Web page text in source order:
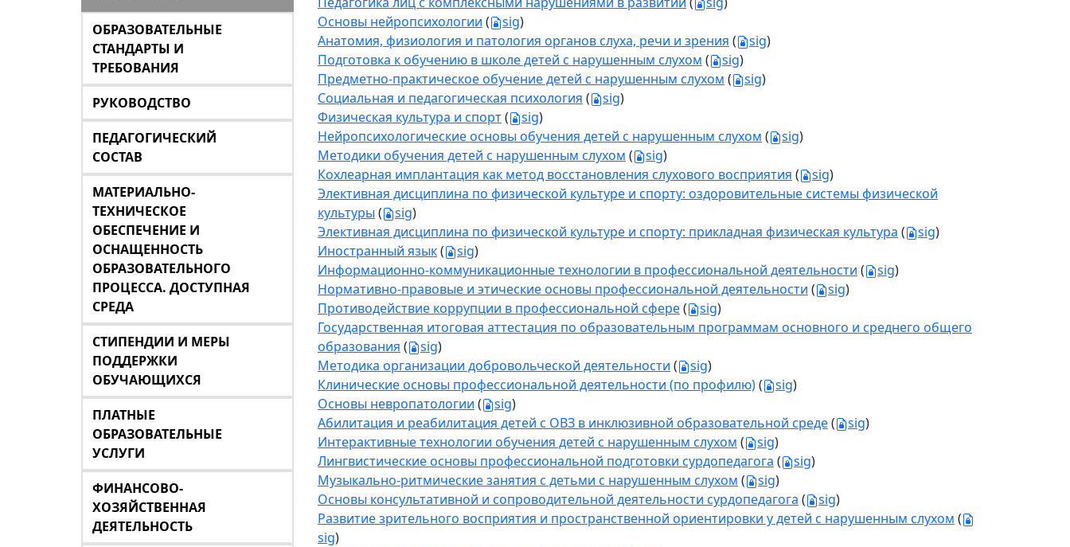
ОБРАЗОВАТЕЛЬНЫЕ
СТАНДАРТЫ И
ТРЕБОВАНИЯ
РУКОВОДСТВО
ПЕДАГОГИЧЕСКИЙ
СОСТАВ
МАТЕРИАЛЬНО-
ТЕХНИЧЕСКОЕ
ОБЕСПЕЧЕНИЕ И
ОСНАЩЕННОСТЬ
ОБРАЗОВАТЕЛЬНОГО
ПРОЦЕССА. ДОСТУПНАЯ
СРЕДА
СТИПЕНДИИ И МЕРЫ
ПОДДЕРЖКИ
ОБУЧАЮЩИХСЯ
ПЛАТНЫЕ
ОБРАЗОВАТЕЛЬНЫЕ
УСЛУГИ
ФИНАНСОВО-
ХОЗЯЙСТВЕННАЯ
ДЕЯТЕЛЬНОСТЬ
Основы нейропсихологии ( sig)
Анатомия, физиология и патология органов слуха, речи и зрения ( sig)
Подготовка к обучению в школе детей с нарушенным слухом ( sig)
Предметно-практическое обучение детей с нарушенным слухом ( sig)
Социальная и педагогическая психология ( sig)
Физическая культура и спорт( sig)
Нейропсихологические основы обучения детей с нарушенным слухом ( sig)
Методики обучения детей с нарушенным слухом ( sig)
Кохлеарная имплантация как метод восстановления слухового восприятия ( sig)
Элективная дисциплина по физической культуре и спорту: оздоровительные системы физической
культуры ( sig)
Элективная дисциплина по физической культуре и спорту: прикладная физическая культура ( sig)
Иностранный язык( sig)
Информационно-коммуникационные технологии в профессиональной деятельности ( sig)
Нормативно-правовые и этические основы профессиональной деятельности ( sig)
Противодействие коррупции в профессиональной сфере( sig)
Государственная итоговая аттестация по образовательным программам основного и среднего общего
образования ( sig)
Методика организации добровольческой деятельности ( sig)
Клинические основы профессиональной деятельности (по профилю)( sig)
Основы невропатологии ( sig)
Абилитация и реабилитация детей с ОВЗ в инклюзивной образовательной среде( sig)
Интерактивные технологии обучения детей с нарушенным слухом ( sig)
Лингвистические основы профессиональной подготовки сурдопедагога ( sig)
Музыкально-ритмические занятия с детьми с нарушенным слухом ( sig)
Основы консультативной и сопроводительной деятельности сурдопедагога ( sig)
Развитие зрительного восприятия и пространственной ориентировки у детей с нарушенным слухом (
sig)